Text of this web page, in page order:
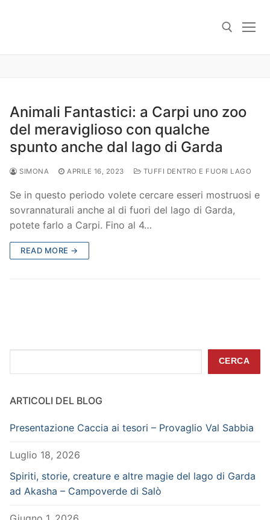
Animali Fantastici: a Carpi uno zoo
del meraviglioso con qualche
spunto anche dal lago di Garda
SIMONA APRILE 16, 2023 TUFFI DENTRO E FUORI LAGO
Se in questo periodo volete cercare esseri mostruosi e
sovrannaturali anche al di fuori del lago di Garda,
potete farlo a Carpi. Fino al 4…
READ MORE →
CERCA
ARTICOLI DEL BLOG
Presentazione Caccia ai tesori – Provaglio Val Sabbia
Luglio 18, 2026
Spiriti, storie, creature e altre magie del lago di Garda
ad Akasha – Campoverde di Salò